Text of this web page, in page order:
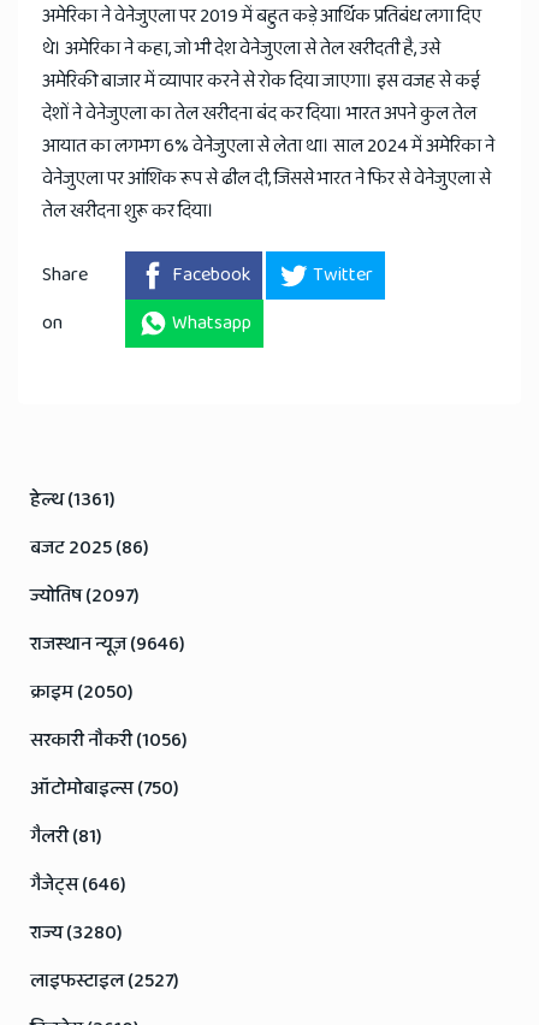
अमेरिका ने वेनेजुएला पर 2019 में बहुत कड़े आर्थिक प्रतिबंध लगा दिए
थे। अमेरिका ने कहा, जो भी देश वेनेजुएला से तेल खरीदती है, उसे
अमेरिकी बाजार में व्यापार करने से रोक दिया जाएगा। इस वजह से कई
देशों ने वेनेजुएला का तेल खरीदना बंद कर दिया। भारत अपने कुल तेल
आयात का लगभग 6% वेनेजुएला से लेता था। साल 2024 में अमेरिका ने
वेनेजुएला पर आंशिक रूप से ढील दी, जिससे भारत ने फिर से वेनेजुएला से
तेल खरीदना शुरू कर दिया।
Share
on
Facebook
Twitter
Whatsapp
हेल्थ (1361)
बजट 2025 (86)
ज्योतिष (2097)
राजस्थान न्यूज़ (9646)
क्राइम (2050)
सरकारी नौकरी (1056)
ऑटोमोबाइल्स (750)
गैलरी (81)
गैजेट्स (646)
राज्य (3280)
लाइफस्टाइल (2527)